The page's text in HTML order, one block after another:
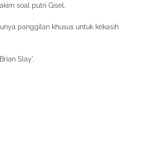
soal putri Gisel.
panggilan khusus untuk kekasih
Slay'.